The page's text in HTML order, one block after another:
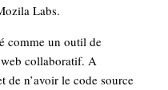
Labs.
comme un outil de
collaboratif. A
de n’avoir le code source